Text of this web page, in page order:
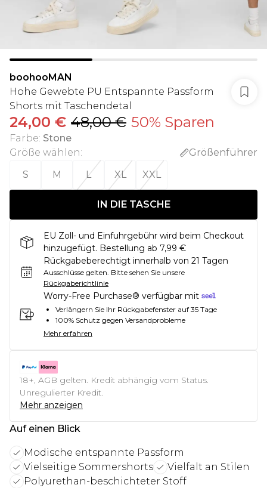
boohooMAN
Hohe Gewebte PU Entspannte Passform
Shorts mit Taschendetal
24,00 € 48,00 € 50% Sparen
Farbe: Stone
Größe wählen:
Größenführer
S
M L XL XXL
IN DIE TASCHE
EU Zoll- und Einfuhrgebühr wird beim Checkout
hinzugefügt. Bestellung ab 7,99 €
Rückgabeberechtigt innerhalb von 21 Tagen
Ausschlüsse gelten. Bitte sehen Sie unsere
Rückgaberichtlinie
Worry-Free Purchase® verfügbar mit
Verlängern Sie Ihr Rückgabefenster auf 35 Tage
100% Schutz gegen Versandprobleme
Mehr erfahren
18+, AGB gelten. Kredit abhängig vom Status.
Unregulierter Kredit.
Mehr anzeigen
Auf einen Blick
Modische entspannte Passform
Vielseitige Sommershorts
Vielfalt an Stilen
Polyurethan-beschichteter Stoff